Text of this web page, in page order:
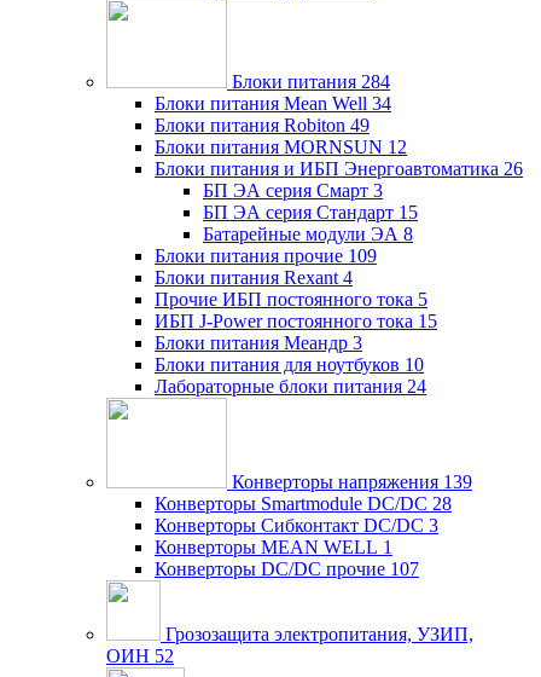
Блоки питания 284
Блоки питания Mean Well 34
Блоки питания Robiton 49
Блоки питания MORNSUN 12
Блоки питания и ИБП Энергоавтоматика 26
БП ЭА серия Смарт 3
БП ЭА серия Стандарт 15
Батарейные модули ЭА 8
Блоки питания прочие 109
Блоки питания Rexant 4
Прочие ИБП постоянного тока 5
ИБП J-Power постоянного тока 15
Блоки питания Меандр 3
Блоки питания для ноутбуков 10
Лабораторные блоки питания 24
Конверторы напряжения 139
Конверторы Smartmodule DC/DC 28
Конверторы Сибконтакт DC/DC 3
Конверторы MEAN WELL 1
Конверторы DC/DC прочие 107
Грозозащита электропитания, УЗИП,
ОИН 52